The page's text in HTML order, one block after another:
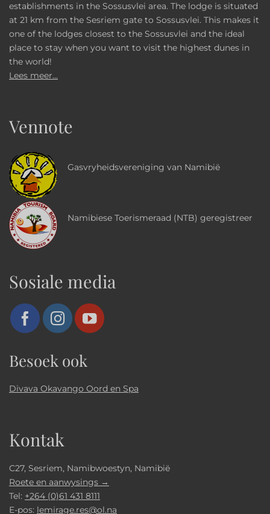
establishments in the Sossusvlei area. The lodge is situated
at 21 km from the Sesriem gate to Sossusvlei. This makes it
one of the lodges closest to the Sossusvlei and the ideal
place to stay when you want to visit the highest dunes in
the world!
Lees meer...
Vennote
Gasvryheidsvereniging van Namibië
Namibiese Toerismeraad (NTB) geregistreer
Sosiale media
Besoek ook
Divava Okavango Oord en Spa
Kontak
C27, Sesriem, Namibwoestyn, Namibië
Roete en aanwysings →
Tel: +264 (0)61 431 8111
E-pos: lemirage.res@ol.na